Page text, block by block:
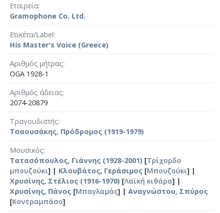
Εταιρεία
Gramophone Co. Ltd.
Ετικέτα/Label
His Master's Voice (Greece)
Αριθμός μήτρας
OGA 1928-1
Αριθμός άδειας
2074-20879
Τραγουδιστής
Τσαουσάκης, Πρόδρομος (1919-1979)
Μουσικός
Τατασόπουλος, Γιάννης (1928-2001) [Τρίχορδο
μπουζούκι] | Κλουβάτος, Γεράσιμος [Μπουζούκι] |
Χρυσίνης, Στέλιος (1916-1970) [Λαϊκή κιθάρα] |
Χρυσίνης, Πάνος [Μπαγλαμάς] | Αναγνώστου, Σπύρος
[Κοντραμπάσο]